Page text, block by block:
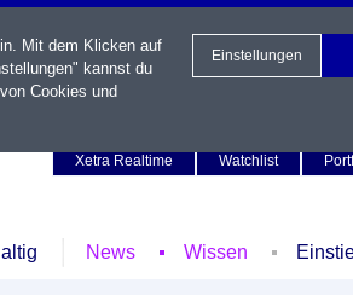
Xetra Realtime
Watchlist
News Wissen
Mit dem Klicken auf
kannst du
Cookies und
Einstellungen